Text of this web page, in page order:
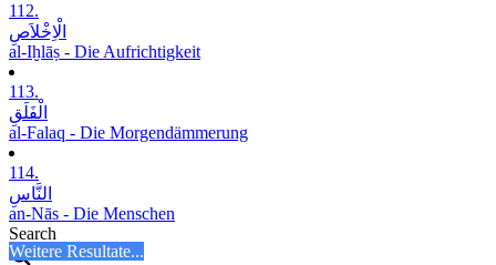
112.
الْاِخْلاَصِ
al-Iḫlāṣ - Die Aufrichtigkeit
113.
الْفَلَقِ
al-Falaq - Die Morgendämmerung
114.
النَّاسِ
an-Nās - Die Menschen
Search
Weitere Resultate...